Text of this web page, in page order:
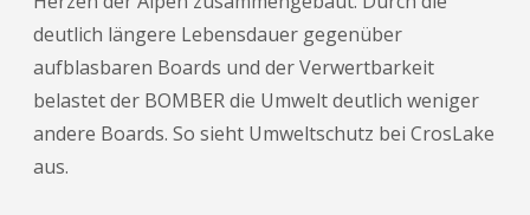
deutlich längere Lebensdauer gegenüber
aufblasbaren Boards und der Verwertbarkeit
belastet der BOMBER die Umwelt deutlich weniger
andere Boards. So sieht Umweltschutz bei CrosLake
aus.